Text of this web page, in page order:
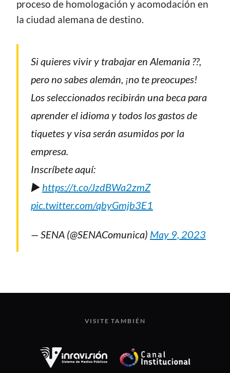
proceso de homologación y acomodación en
la ciudad alemana de destino.
Si quieres vivir y trabajar en Alemania ??,
pero no sabes alemán, ¡no te preocupes!
Los seleccionados recibirán una beca para
aprender el idioma y todos los gastos de
tiquetes y visa serán asumidos por la
empresa.
Inscríbete aquí:
▶️ https://t.co/JzdBWa2zmZ
pic.twitter.com/qbyGmjb3E1
— SENA (@SENAComunica) May 9, 2023
VISITE TAMBIÉN